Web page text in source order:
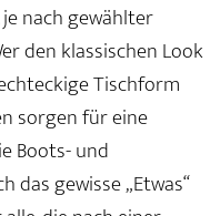
nach gewählter
den klassischen Look
Tischform
sorgen für eine
Boots- und
das gewisse „Etwas“